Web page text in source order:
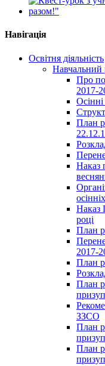
Навігація
Освітня діяльність
Навчальний
Про
2017-
План
Наказ
Наказ
році
План
2017-
План
План
ЗЗСО
План
План